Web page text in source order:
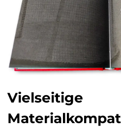
Vielseitige